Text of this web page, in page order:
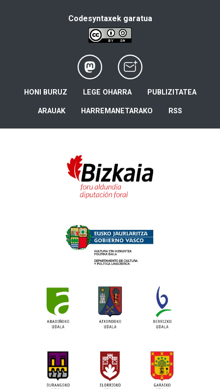
Codesyntaxek garatua
HONI BURUZ LEGE OHARRA PUBLIZITATEA
ARAUAK HARREMANETARAKO RSS